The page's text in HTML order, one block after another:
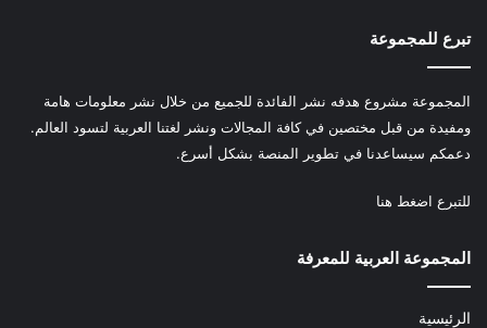
تبرع للمجموعة
المجموعة مشروع هدفه نشر الفائدة للجميع من خلال نشر معلومات هامة
ومفيدة من قبل مختصين في كافة المجالات ونشر لغتنا العربية لتسود العالم.
دعمكم سيساعدنا في تطوير المنصة بشكل أسرع.
للتبرع اضغط هنا
المجموعة العربية للمعرفة
الرئيسية